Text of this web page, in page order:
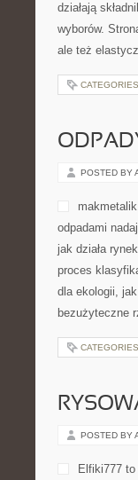
działają
wyborów.
ale też
POSTED BY
odpadami
jak działa
proces
dla ekologii,
bezużyteczne
POSTED BY
Elfiki777